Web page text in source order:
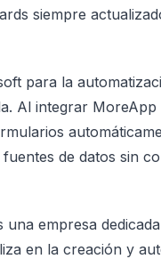
siempre
para la
Al integrar
de datos sin
una empresa
en la creación y